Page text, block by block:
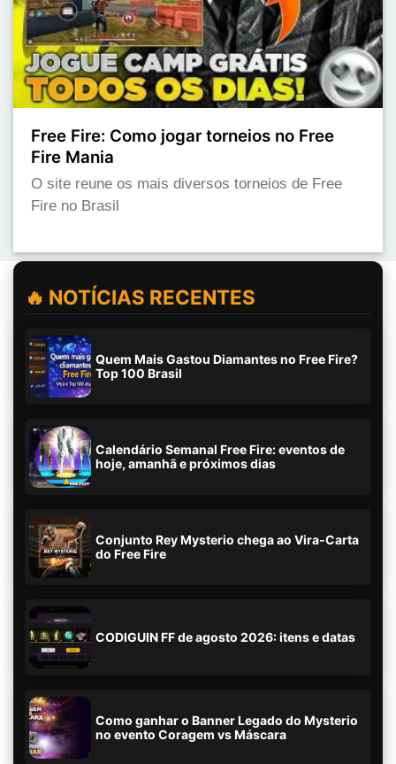
Free Fire: Como jogar torneios no Free
Fire Mania
O site reune os mais diversos torneios de Free
Fire no Brasil
🔥 NOTÍCIAS RECENTES
Quem Mais Gastou Diamantes no Free Fire?
Top 100 Brasil
Calendário Semanal Free Fire: eventos de
hoje, amanhã e próximos dias
Conjunto Rey Mysterio chega ao Vira-Carta
do Free Fire
CODIGUIN FF de agosto 2026: itens e datas
Como ganhar o Banner Legado do Mysterio
no evento Coragem vs Máscara